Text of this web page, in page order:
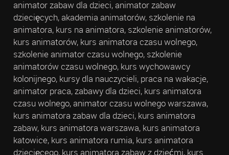
animator zabaw dla dzieci, animator zabaw
dziecięcych, akademia animatorów, szkolenie na
animatora, kurs na animatora, szkolenie animatorów,
kurs animatorów, kurs animatora czasu wolnego,
szkolenie animator czasu wolnego, szkolenie
animatorów czasu wolnego, kurs wychowawcy
kolonijnego, kursy dla nauczycieli, praca na wakacje,
animator praca, zabawy dla dzieci, kurs animatora
czasu wolnego, animator czasu wolnego warszawa,
kurs animatora zabaw dla dzieci, kurs animatora
zabaw, kurs animatora warszawa, kurs animatora
katowice, kurs animatora rumia, kurs animatora
dziecięcego, kurs animatora zabaw z dziećmi, kurs